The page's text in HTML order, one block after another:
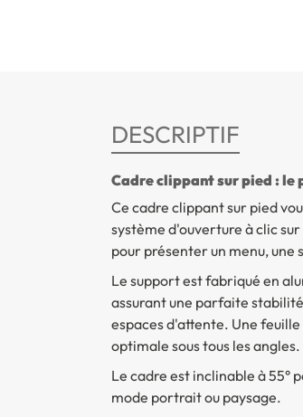
DESCRIPTIF
Cadre clippant sur pied : le
Ce cadre clippant sur pied
système d'ouverture à clic
pour présenter un menu,
Le support est fabriqué en
assurant une parfaite
espaces d'attente. Une
optimale sous tous les angles.
Le cadre est inclinable à 55°
mode portrait ou paysage.